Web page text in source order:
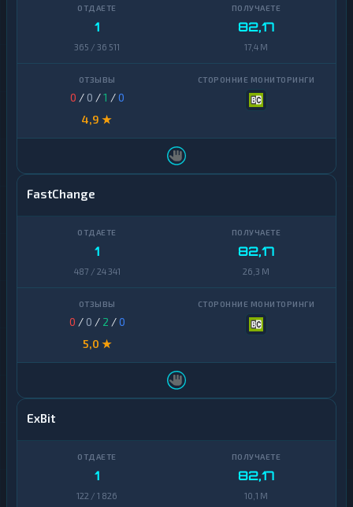
1
365 / 36 511
82,17
17,4 M
0 / 0 /1 /0
4,9 ★
FastChange
1
487 / 24 341
82,17
26,3 M
0 / 0 / 2 /0
5,0 ★
ExBit
1
122 / 1 826
82,17
10,1 M